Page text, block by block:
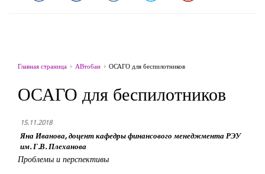
Главная страница АВтобан ОСАГО для беспилотников
ОСАГО для беспилотников
15.11.2018
Яна Иванова, доцент кафедры финансового менеджмента РЭУ
им. Г.В. Плеханова
Проблемы и перспективы